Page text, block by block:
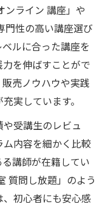
ンライン 講座」や
門性の高い講座選び
ルに合った講座を
を伸ばすことがで
売ノウハウや実践
実しています。
受講生のレビュ
内容を細かく比較
講師が在籍してい
質問し放題」のよう
初心者にも安心感